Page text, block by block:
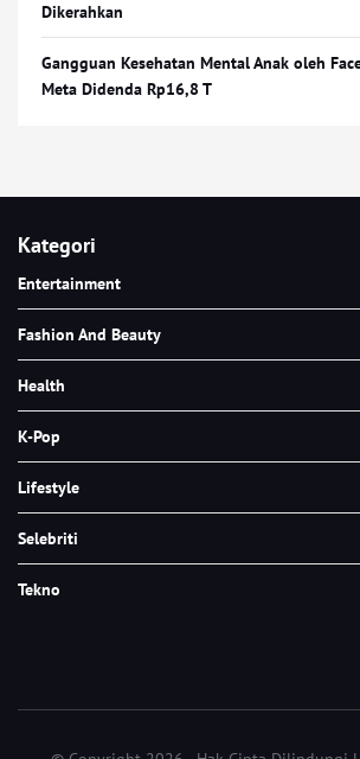
Dikerahkan
Gangguan Kesehatan Mental Anak oleh
Meta Didenda Rp16,8 T
Kategori
Entertainment
Fashion And Beauty
Health
K-Pop
Lifestyle
Selebriti
Tekno